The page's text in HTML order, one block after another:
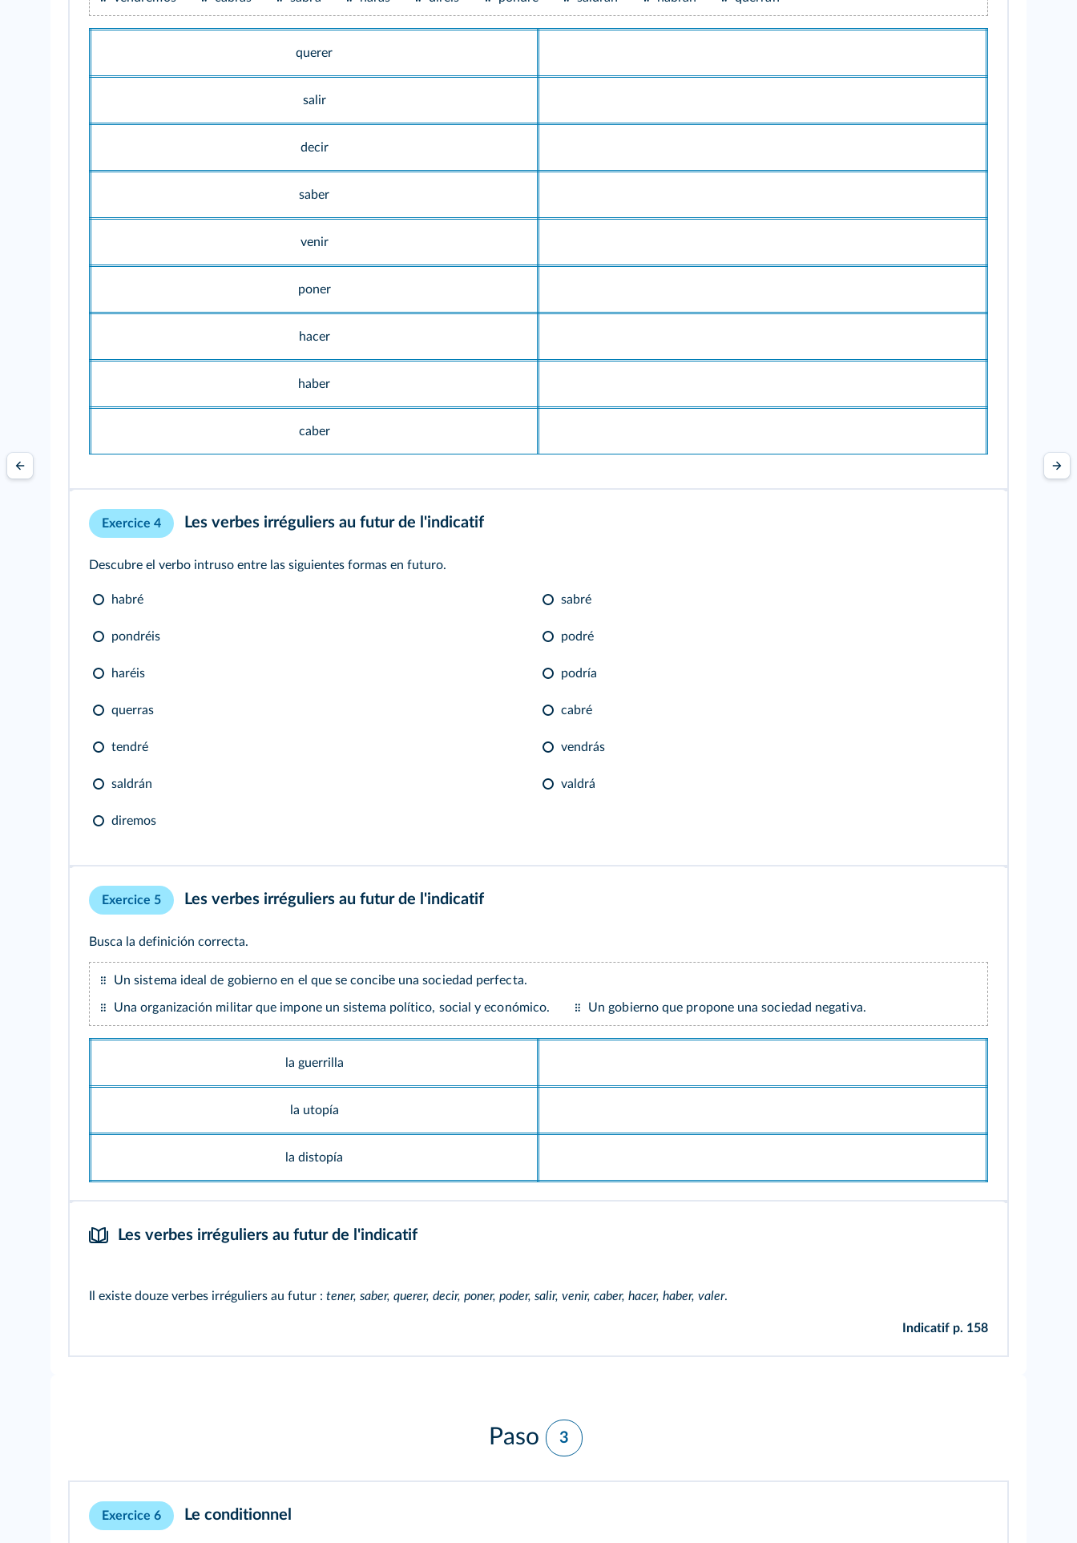
querer
salir
decir
saber
venir
poner
hacer
haber
caber
Exercice 4 Les verbes irréguliers au futur de l'indicatif
Descubre el verbo intruso entre las siguientes formas en futuro.
habré
pondréis
haréis
querras
tendré
saldrán
diremos
sabré
podré
podría
cabré
vendrás
valdrá
Exercice 5 Les verbes irréguliers au futur de l'indicatif
Busca la definición correcta.
Un sistema ideal de gobierno en el que se concibe una sociedad perfecta.
Una organización militar que impone un sistema político, social y económico. Un gobierno que propone una sociedad negativa.
la guerrilla
la utopía
la distopía
Les verbes irréguliers au futur de l'indicatif
Il existe douze verbes irréguliers au futur : tener, saber, querer, decir, poner, poder, salir, venir, caber, hacer, haber, valer.
Indicatif p. 158
Paso 3
Exercice 6 Le conditionnel